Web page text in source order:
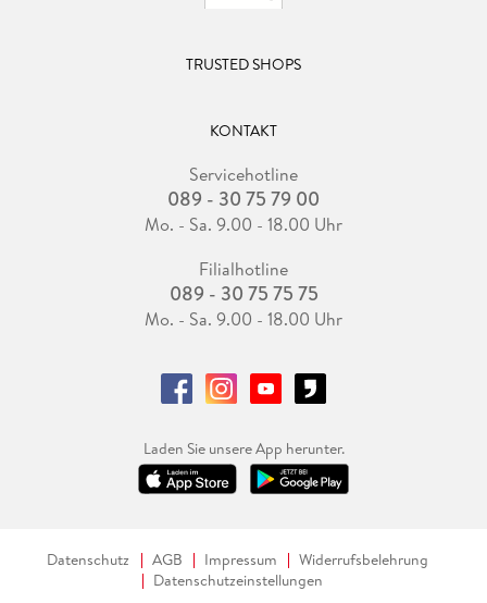
TRUSTED SHOPS
KONTAKT
Servicehotline
089 - 30 75 79 00
Mo. - Sa. 9.00 - 18.00 Uhr
Filialhotline
089 - 30 75 75 75
Mo. - Sa. 9.00 - 18.00 Uhr
Laden Sie unsere App herunter.
Datenschutz AGB Impressum
Widerrufsbelehrung
Datenschutzeinstellungen